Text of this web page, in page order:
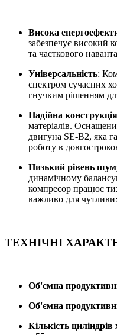
Висока
забезпечує високий
та часткового
Універсальність:
спектром сучасних
гнучким рішенням
Надійна конструкція
матеріалів.
двигуна SE-B2, яка
роботу в
Низький рівень
динамічному
компресор працює
важливо для
ТЕХНІЧНІ
Об'ємна
Об'ємна
Кількість